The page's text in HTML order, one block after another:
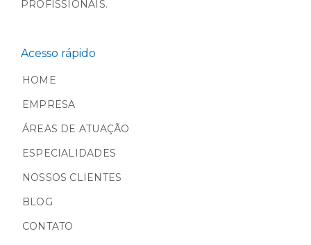
PROFISSIONAIS.
Acesso rápido
HOME
EMPRESA
ÁREAS DE ATUAÇÃO
ESPECIALIDADES
NOSSOS CLIENTES
BLOG
CONTATO